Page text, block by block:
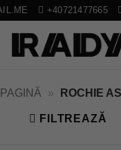
+40721477665
» ROCHIE
FILTREAZĂ